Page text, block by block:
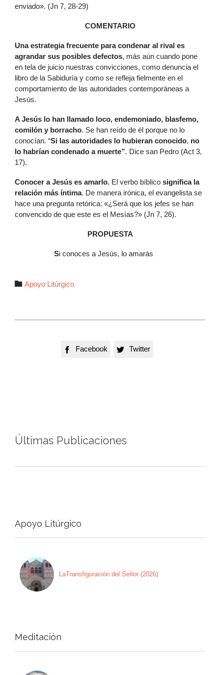
enviado». (Jn 7, 28-29)
COMENTARIO
Una estrategia frecuente para condenar al rival es
agrandar sus posibles defectos, más aún cuando pone
en tela de juicio nuestras convicciones, como denuncia el
libro de la Sabiduría y como se refleja fielmente en el
comportamiento de las autoridades contemporáneas a
Jesús.
A Jesús lo han llamado loco, endemoniado, blasfemo,
comilón y borracho. Se han reído de él porque no lo
conocían. “Si las autoridades lo hubieran conocido, no
lo habrían condenado a muerte”. Dice san Pedro (Act 3,
17).
Conocer a Jesús es amarlo. El verbo bíblico significa la
relación más íntima. De manera irónica, el evangelista se
hace una pregunta retórica: «¿Será que los jefes se han
convencido de que este es el Mesías?» (Jn 7, 26).
PROPUESTA
Si conoces a Jesús, lo amarás
 Autor
Apoyo Litúrgico
 Facebook  Twitter
Últimas Publicaciones
Apoyo Litúrgico
LaTransfiguración del Señor (2026)
Meditación